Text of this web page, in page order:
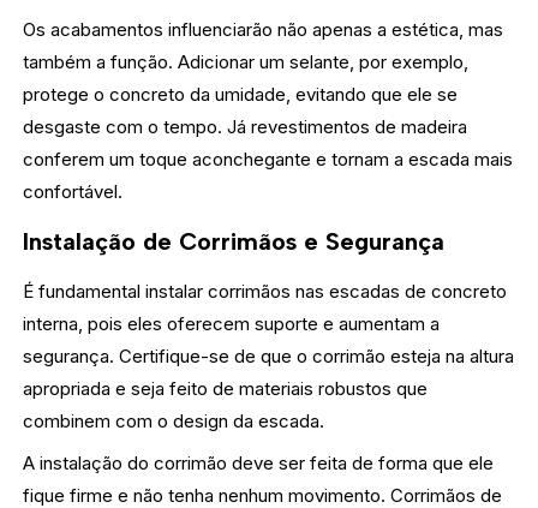
Os acabamentos influenciarão não apenas a estética, mas
também a função. Adicionar um selante, por exemplo,
protege o concreto da umidade, evitando que ele se
desgaste com o tempo. Já revestimentos de madeira
conferem um toque aconchegante e tornam a escada mais
confortável.
Instalação de Corrimãos e Segurança
É fundamental instalar corrimãos nas escadas de concreto
interna, pois eles oferecem suporte e aumentam a
segurança. Certifique-se de que o corrimão esteja na altura
apropriada e seja feito de materiais robustos que
combinem com o design da escada.
A instalação do corrimão deve ser feita de forma que ele
fique firme e não tenha nenhum movimento. Corrimãos de